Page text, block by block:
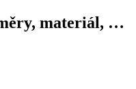
materiál, …